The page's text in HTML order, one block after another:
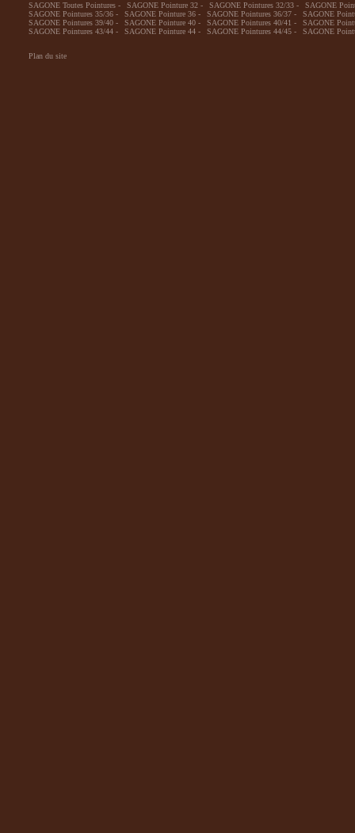
SAGONE Toutes Pointures - SAGONE Pointure 32 - SAGONE Pointures 32/33 -
SAGONE
SAGONE Pointures 35/36 - SAGONE Pointure 36 - SAGONE Pointures 36/37 -
SAGONE
SAGONE Pointures 39/40 - SAGONE Pointure 40 - SAGONE Pointures 40/41 -
SAGONE
SAGONE Pointures 43/44 - SAGONE Pointure 44 - SAGONE Pointures 44/45 - SAGONE
Plan du site